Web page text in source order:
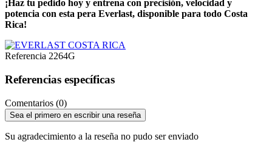
¡Haz tu pedido hoy y entrena con precisión, velocidad y
potencia con esta pera Everlast, disponible para todo Costa
Rica!
Referencia 2264G
Referencias específicas
Comentarios (0)
Sea el primero en escribir una reseña
Su agradecimiento a la reseña no pudo ser enviado